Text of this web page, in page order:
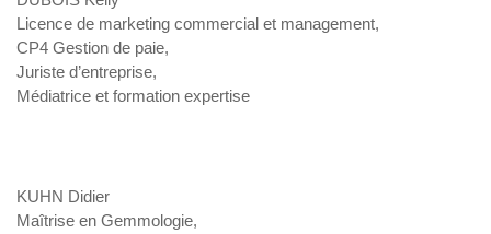
Licence de marketing commercial et management,
CP4 Gestion de paie,
Juriste d’entreprise,
Médiatrice et formation expertise
KUHN Didier
Maîtrise en Gemmologie,